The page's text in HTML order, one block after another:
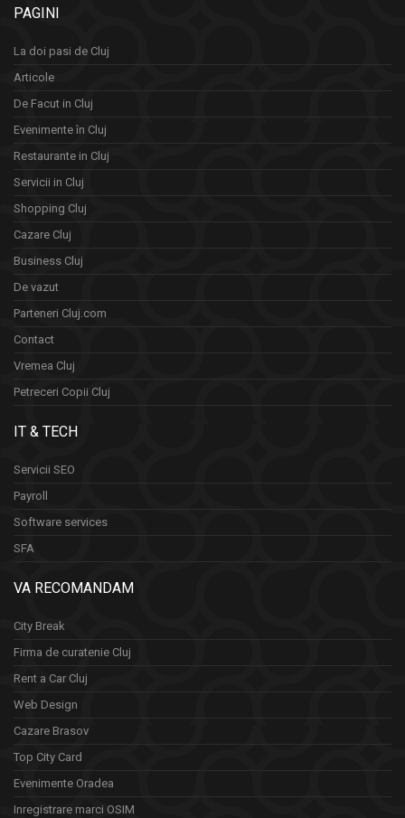
PAGINI
La doi pasi de Cluj
Articole
De Facut in Cluj
Evenimente în Cluj
Restaurante in Cluj
Servicii in Cluj
Shopping Cluj
Cazare Cluj
Business Cluj
De vazut
Parteneri Cluj.com
Contact
Vremea Cluj
Petreceri Copii Cluj
IT & TECH
Servicii SEO
Payroll
Software services
SFA
VA RECOMANDAM
City Break
Firma de curatenie Cluj
Rent a Car Cluj
Web Design
Cazare Brasov
Top City Card
Evenimente Oradea
Inregistrare marci OSIM